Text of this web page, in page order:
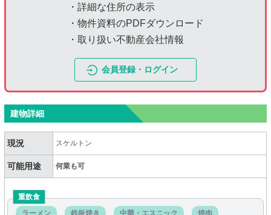
・詳細な住所の表示
・物件資料のPDFダウンロード
・取り扱い不動産会社情報
会員登録・ログイン
建物詳細
現況 スケルトン
可能用途 何業も可
重飲食
ラーメン
鉄板焼き 中華・エスニック
焼肉